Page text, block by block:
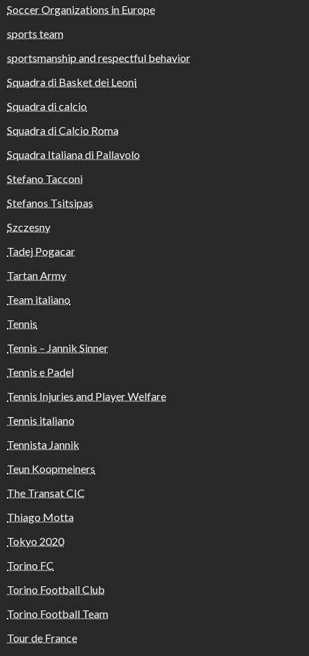
Soccer Organizations in Europe
sports team
sportsmanship and respectful behavior
Squadra di Basket dei Leoni
Squadra di calcio
Squadra di Calcio Roma
Squadra Italiana di Pallavolo
Stefano Tacconi
Stefanos Tsitsipas
Szczesny
Tadej Pogacar
Tartan Army
Team italiano
Tennis
Tennis – Jannik Sinner
Tennis e Padel
Tennis Injuries and Player Welfare
Tennis italiano
Tennista Jannik
Teun Koopmeiners
The Transat CIC
Thiago Motta
Tokyo 2020
Torino FC
Torino Football Club
Torino Football Team
Tour de France